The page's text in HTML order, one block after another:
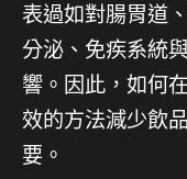
表過如對腸胃道
分泌、免疾系統
響。因此，如何
效的方法減少飲
要。